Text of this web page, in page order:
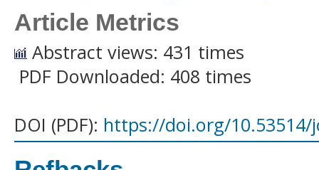
Article Metrics
Abstract views: 431 times
PDF Downloaded: 408 times
DOI (PDF): https://doi.org/10.53514/